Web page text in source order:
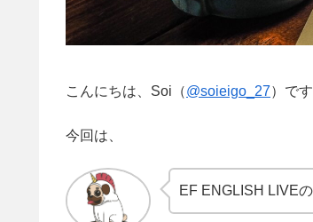
こんにちは、Soi（@soieigo_27）です
今回は、
EF ENGLISH LIVEの